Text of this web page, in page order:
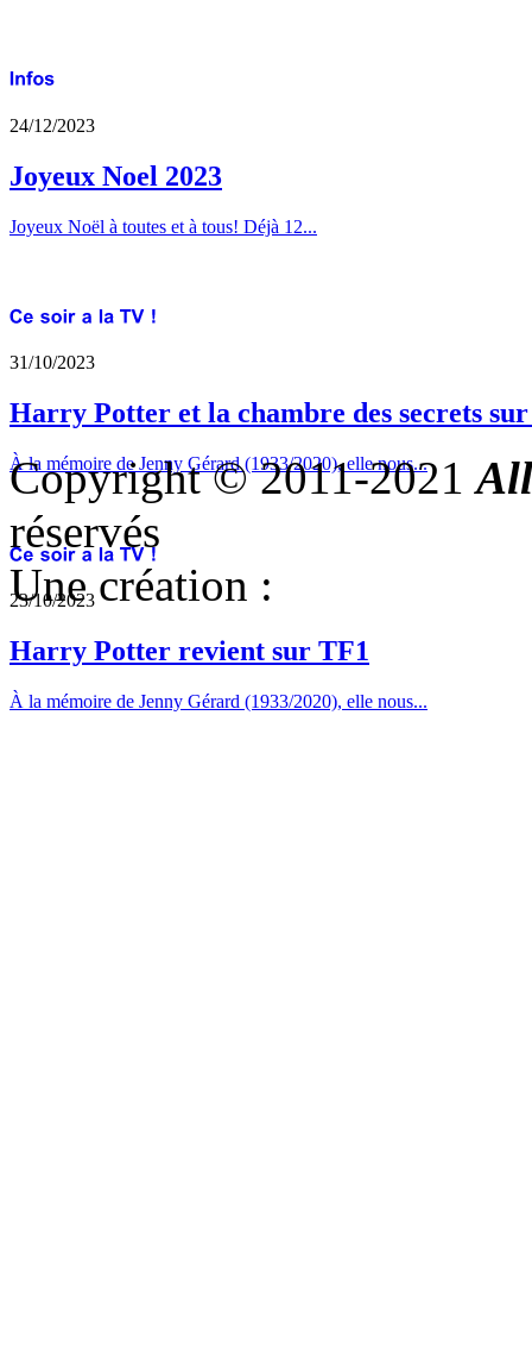
24/12/2023
Joyeux Noel 2023
Joyeux Noël à toutes et à tous! Déjà 12...
31/10/2023
Harry Potter et la chambre des secrets
À la mémoire de Jenny Gérard (1933/2020), elle nous...
23/10/2023
Harry Potter revient sur TF1
À la mémoire de Jenny Gérard (1933/2020), elle nous...
Copyright © 2011-2021
réservés
Une création :